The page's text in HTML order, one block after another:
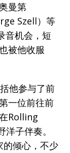
曼第
Szell）等
音机会，短
被他收服
他参与了前
一位前往前
Rolling
子伴奏。
倾心，不少